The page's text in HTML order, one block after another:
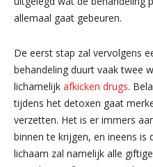
allemaal gaat gebeuren.
De eerst stap zal vervolgens
behandeling duurt vaak twee
lichamelijk afkicken drugs.
tijdens het detoxen gaat
verzetten. Het is er immers
binnen te krijgen, en ineens is
lichaam zal namelijk alle